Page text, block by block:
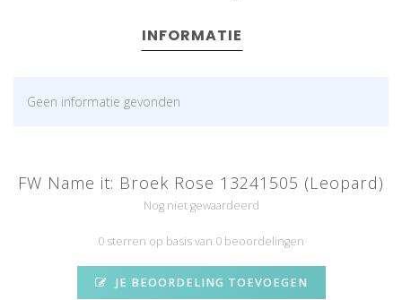
INFORMATIE
Geen informatie gevonden
FW Name it: Broek Rose 13241505 (Leopard)
Nog niet gewaardeerd
0 sterren op basis van 0 beoordelingen
JE BEOORDELING TOEVOEGEN